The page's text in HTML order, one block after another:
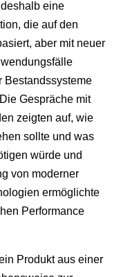
eine
die auf den
aber mit neuer
Bestandssysteme
Gespräche mit
zeigten auf, wie
sollte und was
würde und
von moderner
ermöglichte
Performance
Produkt aus einer